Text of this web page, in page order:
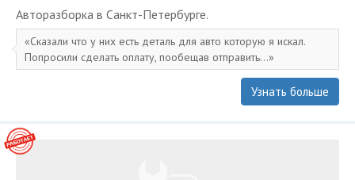
Авторазборка в Санкт-Петербурге.
Сказали что у них есть деталь для авто которую я искал.
Попросили сделать оплату, пообещав отправить...
Узнать больше